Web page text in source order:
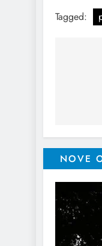
Tagged:
NOVE